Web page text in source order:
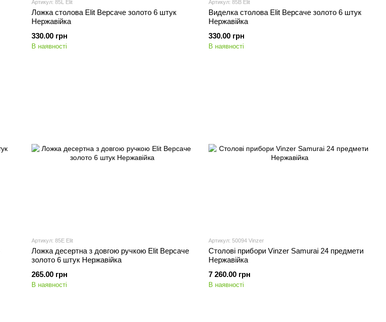
Артикул: 85L Elit
Ложка столова Elit Версаче золото 6 штук
Нержавійка
330.00 грн
В наявності
Артикул: 85B Elit
Виделка столова Elit Версаче золото 6 штук
Нержавійка
330.00 грн
В наявності
Артикул: 85E Elit
Ложка десертна з довгою ручкою Elit Версаче
золото 6 штук Нержавійка
265.00 грн
В наявності
Артикул: 50094 Vinzer
Столові прибори Vinzer Samurai 24 предмети
Нержавійка
7 260.00 грн
В наявності